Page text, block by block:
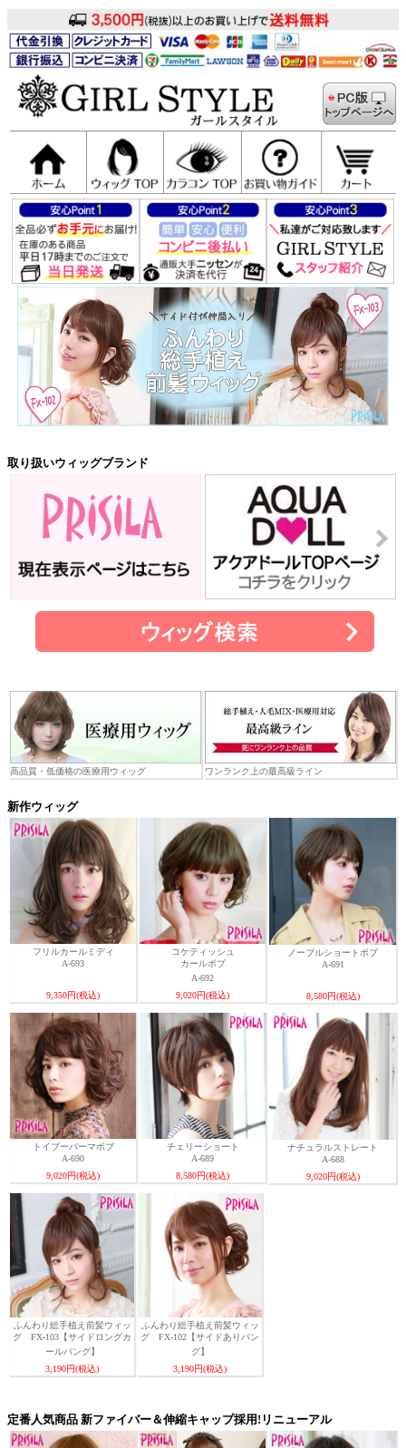
取り扱いウィッグブランド
高品質・低価格の医療用ウィッグ ワンランク上の最高級ライン
新作ウィッグ
フリルカールミディ
A-693
9,350円(税込)
コケティッシュ
カールボブ
A-692
9,020円(税込)
ノーブルショートボブ
A-691
8,580円(税込)
トイプーパーマボブ
A-690
9,020円(税込)
チェリーショート
A-689
8,580円(税込)
ナチュラルストレート
A-688
9,020円(税込)
ふんわり総手植え前髪ウィッ
グ FX-103【サイドロングカ
ールバング】
3,190円(税込)
ふんわり総手植え前髪ウィッ
グ FX-102【サイドありバン
グ】
3,190円(税込)
定番人気商品 新ファイバー＆伸縮キャップ採用!リニューアル